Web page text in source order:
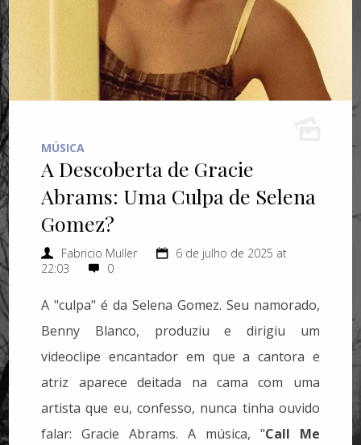
MÚSICA
A Descoberta de Gracie
Abrams: Uma Culpa de Selena
Gomez?
Fabricio Muller
6 de julho de 2025 at
22:03
0
A "culpa" é da Selena Gomez. Seu namorado,
Benny Blanco, produziu e dirigiu um
videoclipe encantador em que a cantora e
atriz aparece deitada na cama com uma
artista que eu, confesso, nunca tinha ouvido
falar: Gracie Abrams. A música, "Call Me